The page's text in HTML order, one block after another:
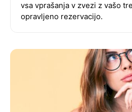
vsa vprašanja v zvezi z vašo
opravljeno rezervacijo.